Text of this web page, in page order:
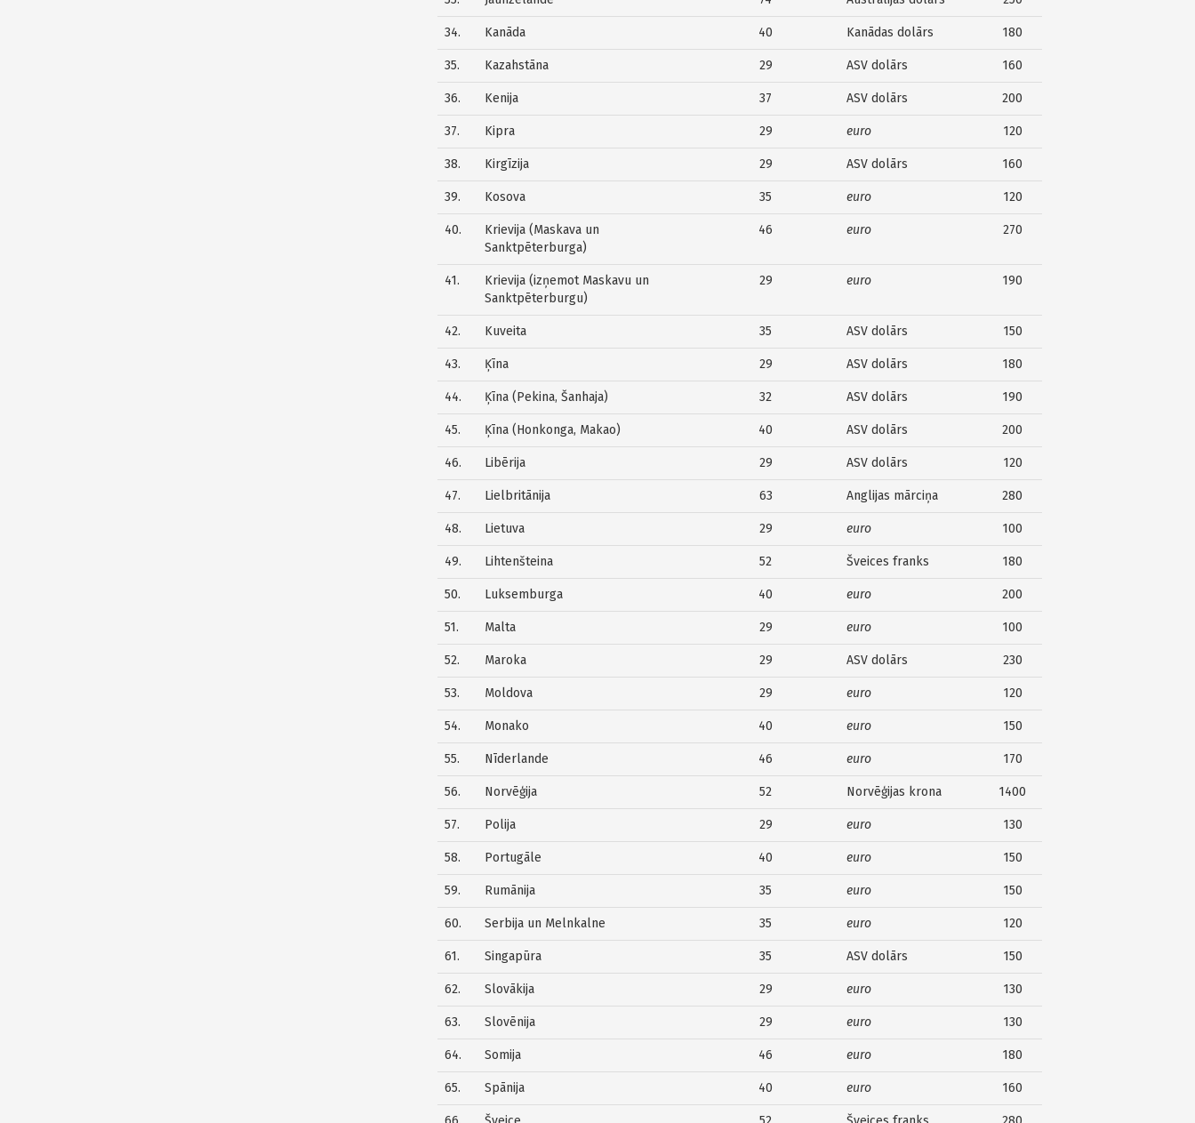
34. Kanāda 40 Kanādas dolārs 180
35. Kazahstāna 29 ASV dolārs 160
36. Kenija 37 ASV dolārs 200
37. Kipra 29 euro 120
38. Kirgīzija 29 ASV dolārs 160
39. Kosova 35 euro 120
40.
Krievija (Maskava un
Sanktpēterburga)
46 euro 270
41.
Krievija (izņemot Maskavu un
Sanktpēterburgu)
29 euro 190
42. Kuveita 35 ASV dolārs 150
43. Ķīna 29 ASV dolārs 180
44. Ķīna (Pekina, Šanhaja) 32 ASV dolārs 190
45. Ķīna (Honkonga, Makao) 40 ASV dolārs 200
46. Libērija 29 ASV dolārs 120
47. Lielbritānija 63 Anglijas mārciņa 280
48. Lietuva 29 euro 100
49. Lihtenšteina 52 Šveices franks 180
50. Luksemburga 40 euro 200
51. Malta 29 euro 100
52. Maroka 29 ASV dolārs 230
53. Moldova 29 euro 120
54. Monako 40 euro 150
55. Nīderlande 46 euro 170
56. Norvēģija 52 Norvēģijas krona 1400
57. Polija 29 euro 130
58. Portugāle 40 euro 150
59. Rumānija 35 euro 150
60. Serbija un Melnkalne 35 euro 120
61. Singapūra 35 ASV dolārs 150
62. Slovākija 29 euro 130
63. Slovēnija 29 euro 130
64. Somija 46 euro 180
65. Spānija 40 euro 160